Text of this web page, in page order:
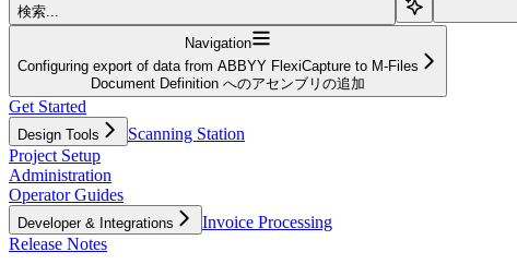
検索...
Navigation
Configuring export of data from ABBYY FlexiCapture to M-Files
Document Definition へのアセンブリの追加
Get Started
Design Tools
Scanning Station
Project Setup
Administration
Operator Guides
Developer & Integrations
Invoice Processing
Release Notes